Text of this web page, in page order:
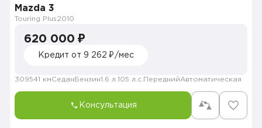
Mazda 3
Touring Plus2010
620 000 ₽
Кредит от 9 262 ₽/мес
309541 кмСедан Бензин1.6 л. 105 л.с. ПереднийАвтоматическая
Консультация